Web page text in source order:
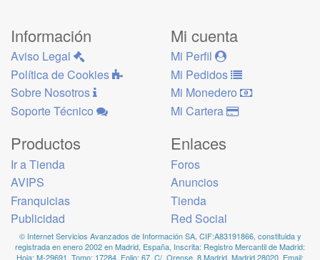
Información
Aviso Legal
Política de Cookies
Sobre Nosotros
Soporte Técnico
Mi cuenta
Mi Perfil
Mi Pedidos
Mi Monedero
Mi Cartera
Productos
Ir a Tienda
AVIPS
Franquicias
Publicidad
Enlaces
Foros
Anuncios
Tienda
Red Social
© Internet Servicios Avanzados de Información SA, CIF:A83191866, constituida y
registrada en enero 2002 en Madrid, España, Inscrita: Registro Mercantil de Madrid:
Hoja: M-29691, Tomo: 17284, Folio: 67. C/. Orense, 8 Madrid, Madrid 28020, Email: